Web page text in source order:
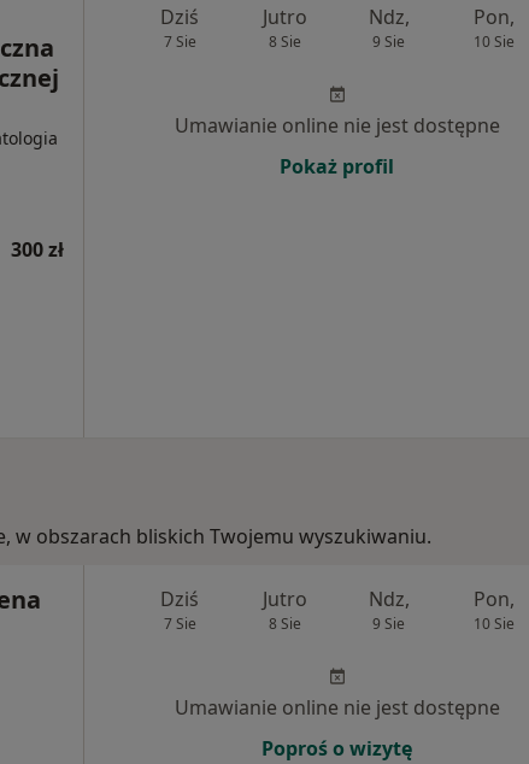
300 zł
Dziś
7 Sie
Jutro
8 Sie
Ndz,
9 Sie
Pon,
10 Sie
Umawianie online nie jest dostępne
Pokaż profil
w obszarach bliskich Twojemu wyszukiwaniu.
Dziś
7 Sie
Jutro
8 Sie
Ndz,
9 Sie
Pon,
10 Sie
Umawianie online nie jest dostępne
Poproś o wizytę